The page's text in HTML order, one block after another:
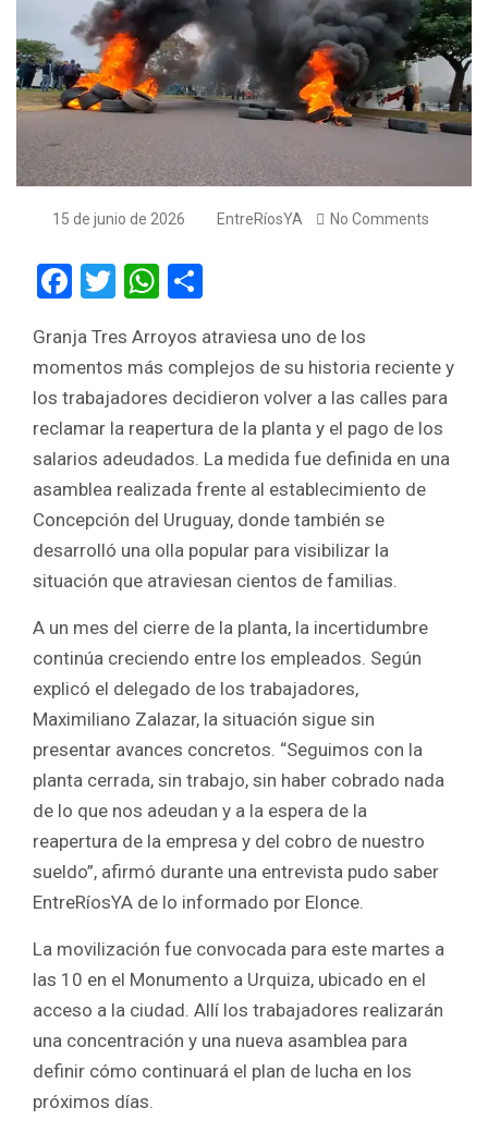
15 de junio de 2026 EntreRíosYA No Comments
F
ce
b
o
o
k
T
tt
er
W
at
s
A
p
p
ar
e
Granja Tres Arroyos atraviesa uno de los
momentos más complejos de su historia reciente y
los trabajadores decidieron volver a las calles para
reclamar la reapertura de la planta y el pago de los
salarios adeudados. La medida fue definida en una
asamblea realizada frente al establecimiento de
Concepción del Uruguay, donde también se
desarrolló una olla popular para visibilizar la
situación que atraviesan cientos de familias.
A un mes del cierre de la planta, la incertidumbre
continúa creciendo entre los empleados. Según
explicó el delegado de los trabajadores,
Maximiliano Zalazar, la situación sigue sin
presentar avances concretos. “Seguimos con la
planta cerrada, sin trabajo, sin haber cobrado nada
de lo que nos adeudan y a la espera de la
reapertura de la empresa y del cobro de nuestro
sueldo”, afirmó durante una entrevista pudo saber
EntreRíosYA de lo informado por Elonce.
La movilización fue convocada para este martes a
las 10 en el Monumento a Urquiza, ubicado en el
acceso a la ciudad. Allí los trabajadores realizarán
una concentración y una nueva asamblea para
definir cómo continuará el plan de lucha en los
próximos días.